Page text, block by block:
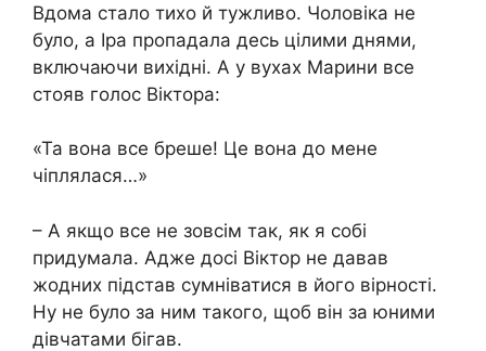
Вдома стало тихо й тужливо. Чоловіка не
було, а Іра пропадала десь цілими днями,
включаючи вихідні. А у вухах Марини все
стояв голос Віктора:
«Та вона все бреше! Це вона до мене
чіплялася…»
– А якщо все не зовсім так, як я собі
придумала. Адже досі Віктор не давав
жодних підстав сумніватися в його вірності.
Ну не було за ним такого, щоб він за юними
дівчатами бігав.